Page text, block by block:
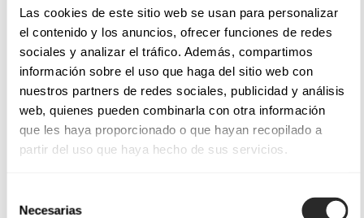
Las cookies de este sitio web se usan para personalizar
el contenido y los anuncios, ofrecer funciones de redes
sociales y analizar el tráfico. Además, compartimos
información sobre el uso que haga del sitio web con
nuestros partners de redes sociales, publicidad y análisis
web, quienes pueden combinarla con otra información
que les haya proporcionado o que hayan recopilado a
partir del uso que haya hecho de sus servicios.
Necesarias